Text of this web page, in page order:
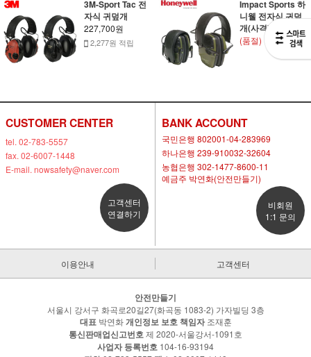
3M-Sport Tac 전
자식 귀덮개
227,700원
2,277원 적립
Impact Sports 하
니웰 전자식 귀덮
개(사격)
(품절)
CUSTOMER CENTER
tel. 02-783-5557
fax. 02-6007-1448
E-mail. nowsafety@naver.com
고객센터
연결하기
BANK ACCOUNT
국민은행 802001-04-283969
하나은행 239-910032-32604
농협은행 302-1477-8600-11
예금주 박연화(안전만들기)
비회원
1:1 문의
이용안내 고객센터
안전만들기
서울시 강서구 화곡로20길27(화곡동 1083-2) 가자빌딩 3층
대표 박연화개인정보 보호 책임자조재훈
통신판매업신고번호제 2020-서울강서-1091호
사업자 등록번호 104-16-93194